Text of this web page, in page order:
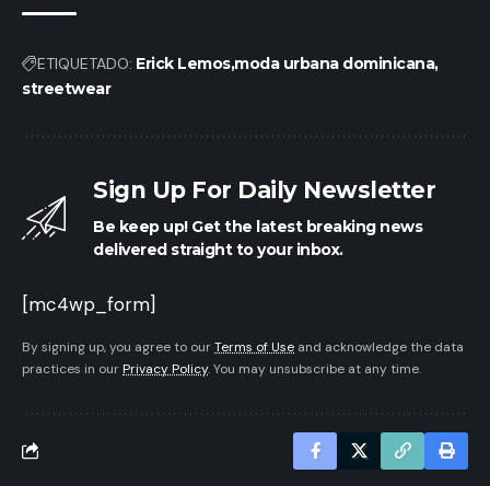
ETIQUETADO: Erick Lemosmoda urbana dominicana
streetwear
Sign Up For Daily Newsletter
Be keep up! Get the latest breaking news
delivered straight to your inbox.
[mc4wp_form]
By signing up, you agree to ourTerms of Use and acknowledge the data
practices in our Privacy Policy. You may unsubscribe at any time.